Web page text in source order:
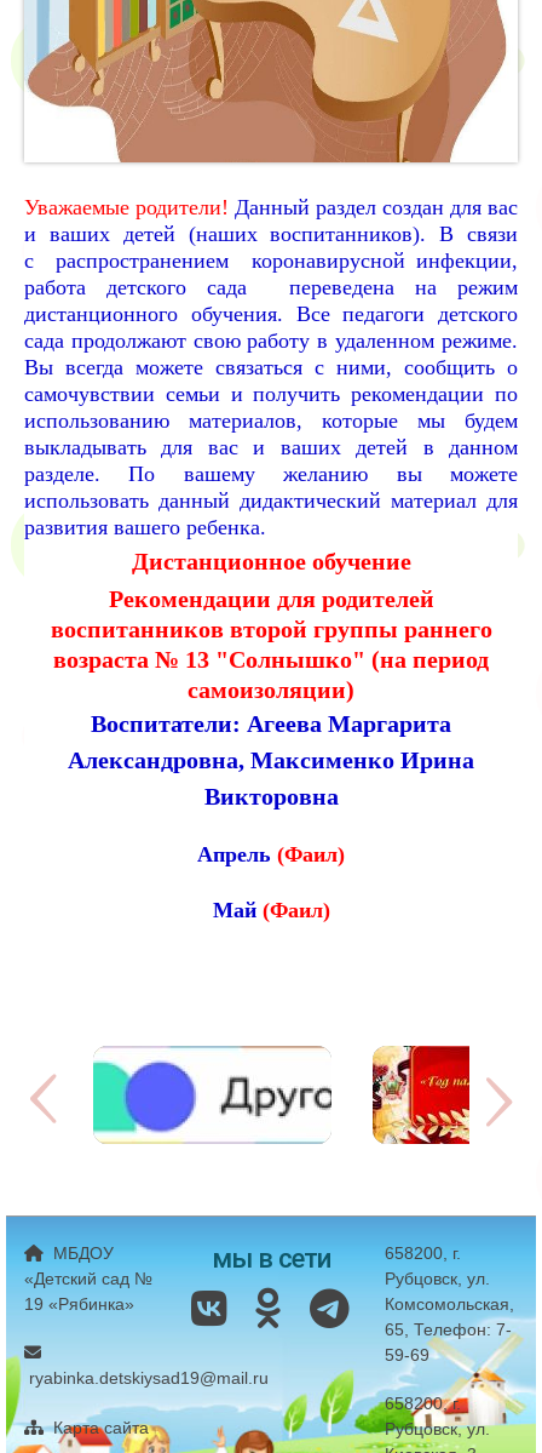
Уважаемые родители! Данный раздел создан для вас
и ваших детей (наших воспитанников). В связи
с распространением коронавирусной инфекции,
работа детского сада переведена на режим
дистанционного обучения. Все педагоги детского
сада продолжают свою работу в удаленном режиме.
Вы всегда можете связаться с ними, сообщить о
самочувствии семьи и получить рекомендации по
использованию материалов, которые мы будем
выкладывать для вас и ваших детей в данном
разделе. По вашему желанию вы можете
использовать данный дидактический материал для
развития вашего ребенка.
Дистанционное обучение
Рекомендации для родителей
воспитанников второй группы раннего
возраста № 13 "Солнышко" (на период
самоизоляции)
Воспитатели: Агеева Маргарита
Александровна, Максименко Ирина
Викторовна
Апрель (Фаил)
Май (Фаил)
МБДОУ
«Детский сад №
19 «Рябинка»
ryabinka.detskiysad19@mail.ru
Карта сайта
мы в сети
658200, г.
Рубцовск, ул.
Комсомольская,
65, Телефон: 7-
59-69
658200, г.
Рубцовск, ул.